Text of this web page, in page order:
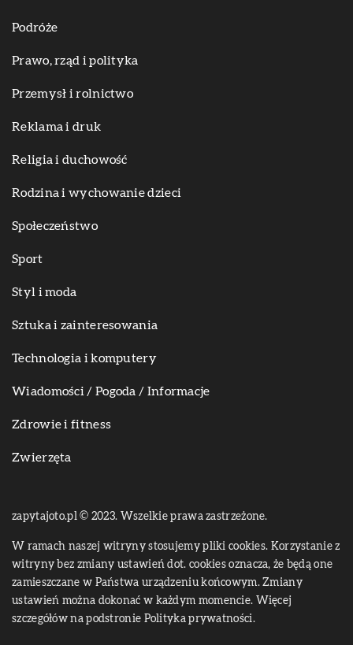
Podróże
Prawo, rząd i polityka
Przemysł i rolnictwo
Reklama i druk
Religia i duchowość
Rodzina i wychowanie dzieci
Społeczeństwo
Sport
Styl i moda
Sztuka i zainteresowania
Technologia i komputery
Wiadomości / Pogoda / Informacje
Zdrowie i fitness
Zwierzęta
zapytajoto.pl © 2023. Wszelkie prawa zastrzeżone.
W ramach naszej witryny stosujemy pliki cookies. Korzystanie z
witryny bez zmiany ustawień dot. cookies oznacza, że będą one
zamieszczane w Państwa urządzeniu końcowym. Zmiany
ustawień można dokonać w każdym momencie. Więcej
szczegółów na podstronie Polityka prywatności.